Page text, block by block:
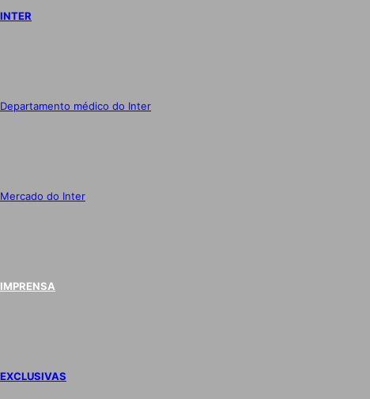
INTER
Departamento médico do Inter
Mercado do Inter
IMPRENSA
EXCLUSIVAS